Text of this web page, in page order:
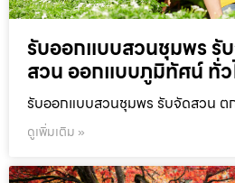
รับออกแบบสวนชุมพร รั
สวน ออกแบบภูมิทัศน์ ทั่ว
รับออกแบบสวนชุมพร รับจัดสวน ต
ดูเพิ่มเติม »